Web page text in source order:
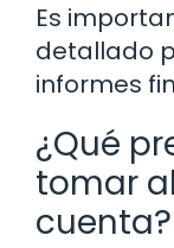
Es
detallado
informes
¿Qué
tomar
cuenta?